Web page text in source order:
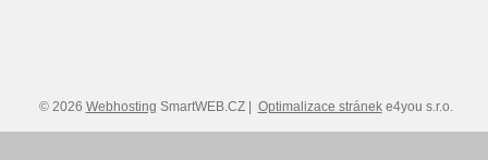
© 2026 Webhosting SmartWEB.CZ | Optimalizace stráneke4you s.r.o.